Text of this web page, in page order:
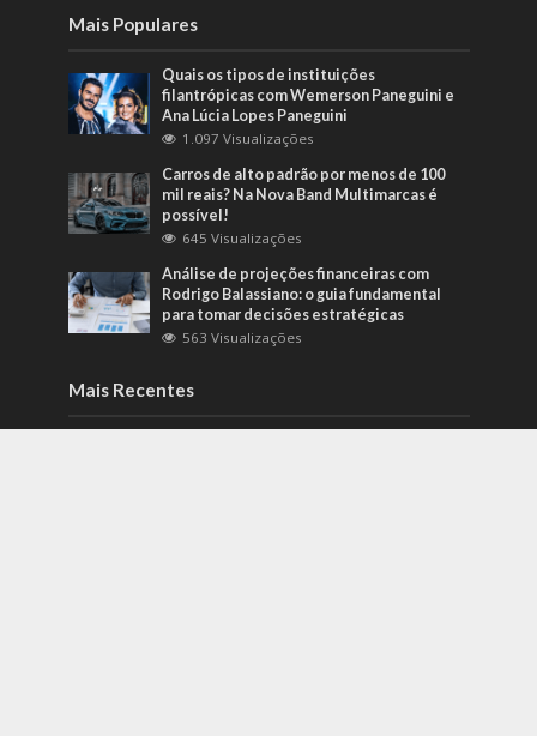
Mais Populares
Quais os tipos de instituições
filantrópicas com Wemerson Paneguini e
Ana Lúcia Lopes Paneguini
1.097 Visualizações
Carros de alto padrão por menos de 100
mil reais? Na Nova Band Multimarcas é
possível!
645 Visualizações
Análise de projeções financeiras com
Rodrigo Balassiano: o guia fundamental
para tomar decisões estratégicas
563 Visualizações
Mais Recentes